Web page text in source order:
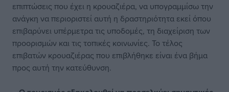
επιπτώσεις που έχει η κρουαζιέρα, να υπογραμμίσω την
ανάγκη να περιοριστεί αυτή η δραστηριότητα εκεί όπου
επιβαρύνει υπέρμετρα τις υποδομές, τη διαχείριση των
προορισμών και τις τοπικές κοινωνίες. Το τέλος
επιβατών κρουαζιέρας που επιβλήθηκε είναι ένα βήμα
προς αυτή την κατεύθυνση.